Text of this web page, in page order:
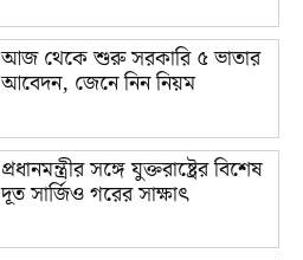
আজ থেকে শুরু সরকারি ৫ ভাতার
আবেদন, জেনে নিন নিয়ম
প্রধানমন্ত্রীর সঙ্গে যুক্তরাষ্ট্রের বিশেষ
দূত সার্জিও গরের সাক্ষাৎ